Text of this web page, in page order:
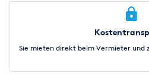
Sie mieten direkt beim Vermieter und